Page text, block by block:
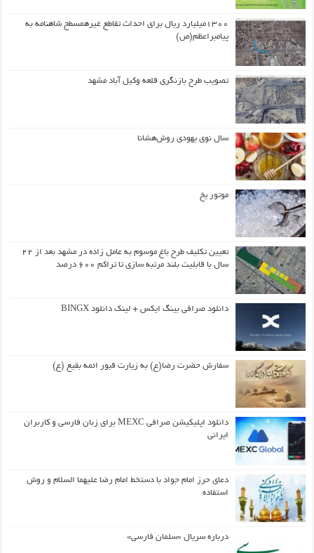
۱۳۰۰میلیارد ریال برای احداث تقاطع غیرهمسطح شاهنامه به
پیامبراعظم(ص)
تصویب طرح بازنگری قلعه وکیل آباد مشهد
سال نوی یهودی روش‌هشانا
موتور یخ
تعیین تکلیف طرح باغ موسوم به عامل زاده در مشهد بعد از ۲۲
سال با قابلیت بلند مرتبه سازی تا تراکم ۶۰۰ درصد
دانلود صرافی بینگ ایکس + لینک دانلود BINGX
سفارش حضرت رضا(ع) به زیارت قبور ائمه بقیع (ع)
دانلود اپلیکیشن صرافی MEXC برای زبان فارسی و کاربران
ایرانی
دعای حرز امام جواد با دستخط امام رضا علیهما السلام و روش
استفاده
درباره سریال «سلمان فارسی»